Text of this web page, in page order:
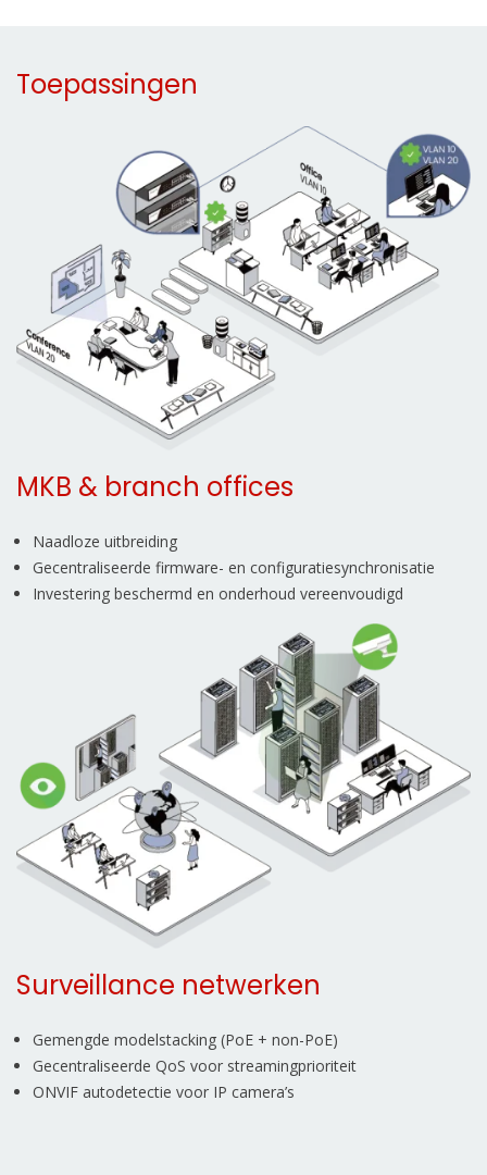
Toepassingen
MKB & branch offices
Naadloze uitbreiding
Gecentraliseerde firmware- en configuratiesynchronisatie
Investering beschermd en onderhoud vereenvoudigd
Surveillance netwerken
Gemengde modelstacking (PoE + non-PoE)
Gecentraliseerde QoS voor streamingprioriteit
ONVIF autodetectie voor IP camera’s